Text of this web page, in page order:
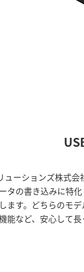
ューションズ株式
タの書き込みに特
ます。どちらのモ
能など、安心して長